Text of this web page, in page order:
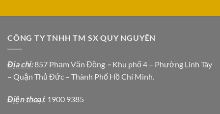
CÔNG TY TNHH TM SX QUY NGUYÊN
Địa chỉ:857 Phạm Văn Đồng – Khu phố 4 – Phường Linh Tây
– Quận Thủ Đức – Thành Phố Hồ Chí Minh.
Địện thoại: 1900 9385